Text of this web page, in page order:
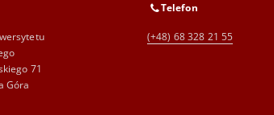
71
Góra
Telefon
(+48) 68 328 21 55